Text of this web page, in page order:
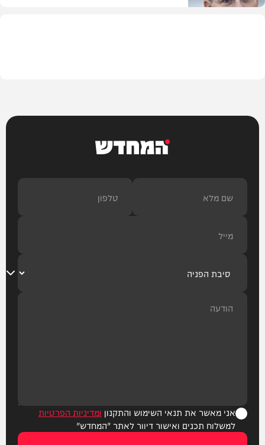
המחדש
אני מאשר את תנאי השימוש והתקנון ומדיניות הפרטיות
למשלוח תכנים ואישור דיוור לאתר "המחדש"